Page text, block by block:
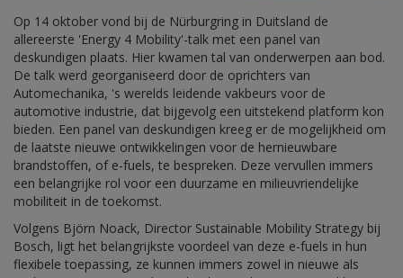
Op 14 oktober vond bij de Nürburgring in Duitsland de
allereerste 'Energy 4 Mobility'-talk met een panel van
deskundigen plaats. Hier kwamen tal van onderwerpen aan bod.
De talk werd georganiseerd door de oprichters van
Automechanika, 's werelds leidende vakbeurs voor de
automotive industrie, dat bijgevolg een uitstekend platform kon
bieden. Een panel van deskundigen kreeg er de mogelijkheid om
de laatste nieuwe ontwikkelingen voor de hernieuwbare
brandstoffen, of e-fuels, te bespreken. Deze vervullen immers
een belangrijke rol voor een duurzame en milieuvriendelijke
mobiliteit in de toekomst.
Volgens Björn Noack, Director Sustainable Mobility Strategy bij
Bosch, ligt het belangrijkste voordeel van deze e-fuels in hun
flexibele toepassing, ze kunnen immers zowel in nieuwe als